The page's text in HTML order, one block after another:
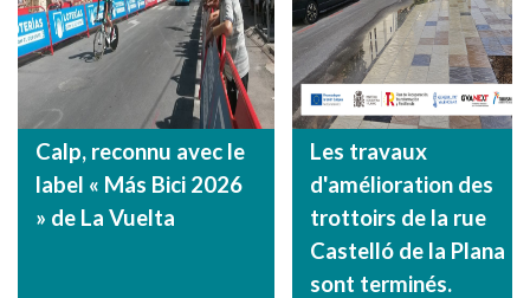
Calp, reconnu avec le
label « Más Bici 2026
» de La Vuelta
Les travaux
d'amélioration des
trottoirs de la rue
Castelló de la Plana
sont terminés.